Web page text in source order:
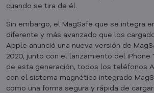
cuando se tira de él.
Sin embargo, el MagSafe que se integra
diferente y más avanzado que los
Apple anunció una nueva versión de
2020, junto con el lanzamiento del iPhone
de esta generación, todos los teléfonos
con el sistema magnético integrado
como una forma segura y rápida de